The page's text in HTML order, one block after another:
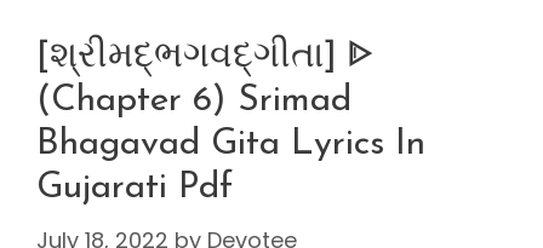
[શ્રીમદ્ભગવદ્ગીતા] ᐈ
(Chapter 6) Srimad
Bhagavad Gita Lyrics In
Gujarati Pdf
July 18, 2022 by Devotee